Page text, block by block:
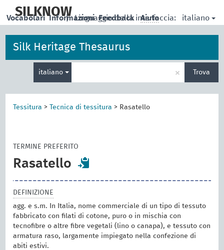
main
SILKNOW
| Linguaggio della interfaccia: italiano
Vocabolari Informazioni Feedback Aiuto
Silk Heritage Thesaurus
italiano
per
la
× Trova
Tessitura > Tecnica di tessitura > Rasatello
TERMINE PREFERITO
Rasatello
DEFINIZIONE
agg. e s.m. In Italia, nome commerciale di un tipo di tessuto
fabbricato con filati di cotone, puro o in mischia con
tecnofibre o altre fibre vegetali (lino o canapa), e tessuto con
armatura raso, largamente impiegato nella confezione di
abiti estivi.